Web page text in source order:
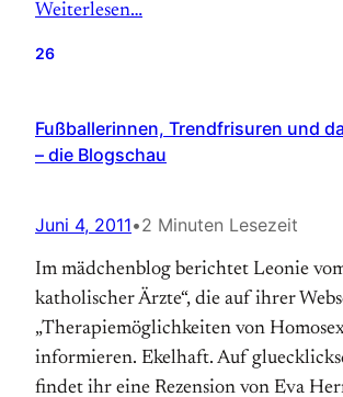
Weiterlesen…
26
Fußballerinnen, Trendfrisuren und
– die Blogschau
Juni 4, 2011•2 Minuten Lesezeit
Im mädchenblog berichtet Leonie
katholischer Ärzte“, die auf ihrer
„Therapiemöglichkeiten von
informieren. Ekelhaft. Auf
findet ihr eine Rezension von Eva